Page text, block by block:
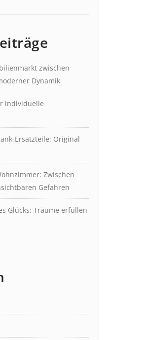
zwischen
Dynamik
individuelle
Ersatzteile: Original
Zwischen
Gefahren
Glücks: Träume erfüllen